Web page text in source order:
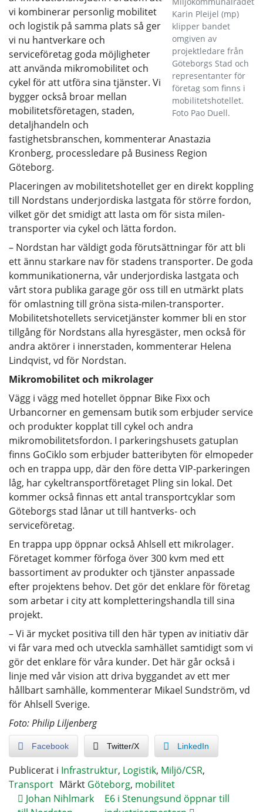
Karin Pleijel (mp)
klipper bandet
omgiven av
projektledare från
Göteborgs Stad och
representanter för
företag som finns i
mobilitetshotellet.
Foto Pao Duell.
vi kombinerar personlig mobilitet
och logistik på samma plats så ger
vi nu hantverkare och
serviceföretag goda möjligheter
att använda mikromobilitet och
cykel för att utföra sina tjänster. Vi
bygger också broar mellan
mobilitetsföretagen, staden,
detaljhandeln och
fastighetsbranschen, kommenterar Anastazia
Kronberg, processledare på Business Region
Göteborg.
Placeringen av mobilitetshotellet ger en direkt koppling
till Nordstans underjordiska lastgata för större fordon,
vilket gör det smidigt att lasta om för sista milen-
transporter via cykel och lätta fordon.
– Nordstan har väldigt goda förutsättningar för att bli
ett ännu starkare nav för stadens transporter. De goda
kommunikationerna, vår underjordiska lastgata och
vårt stora publika garage gör oss till en utmärkt plats
för omlastning till gröna sista-milen-transporter.
Mobilitetshotellets servicetjänster kommer bli en stor
tillgång för Nordstans alla hyresgäster, men också för
andra aktörer i innerstaden, kommenterar Helena
Lindqvist, vd för Nordstan.
Mikromobilitet och mikrolager
Vägg i vägg med hotellet öppnar Bike Fixx och
Urbancorner en gemensam butik som erbjuder service
och produkter kopplat till cykel och andra
mikromobilitetsfordon. I parkeringshusets gatuplan
finns GoCiklo som erbjuder batteribyten för elmopeder
och en trappa upp, där den före detta VIP-parkeringen
låg, har cykeltransportföretaget Pling sin lokal. Det
kommer också finnas ett antal transportcyklar som
Göteborgs stad lånar ut till hantverks- och
serviceföretag.
En trappa upp öppnar också Ahlsell ett mikrolager.
Företaget kommer förfoga över 300 kvm med ett
bassortiment av produkter och tjänster anpassade
efter projektens behov. Det gör det enklare för företag
som arbetar i city att kompletteringshandla till sina
projekt.
– Vi är mycket positiva till den här typen av initiativ där
vi får vara med och utveckla samhället samtidigt som vi
gör det enklare för våra kunder. Det här går också i
linje med vår vision att driva byggandet av ett mer
hållbart samhälle, kommenterar Mikael Sundström, vd
för Ahlsell Sverige.
Foto: Philip Liljenberg
Facebook Twitter/X LinkedIn
Publicerat i Infrastruktur, Logistik, Miljö/CSR,
Transport Märkt Göteborg, mobilitet
Johan Nihlmark
E6 i Stenungsund öppnar till